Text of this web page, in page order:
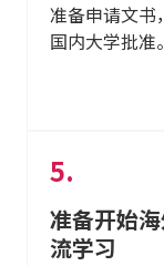
准备申请文书
国内大学批准。
准备开始
流学习